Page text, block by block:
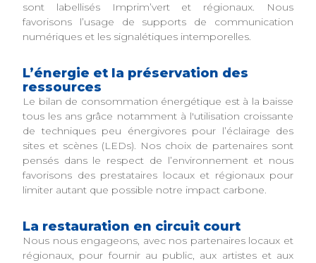
sont labellisés Imprim’vert et régionaux. Nous
favorisons l’usage de supports de communication
numériques et les signalétiques intemporelles.
L’énergie et la préservation des
ressources
Le bilan de consommation énergétique est à la baisse
tous les ans grâce notamment à l'utilisation croissante
de techniques peu énergivores pour l’éclairage des
sites et scènes (LEDs). Nos choix de partenaires sont
pensés dans le respect de l’environnement et nous
favorisons des prestataires locaux et régionaux pour
limiter autant que possible notre impact carbone.
La restauration en circuit court
Nous nous engageons, avec nos partenaires locaux et
régionaux, pour fournir au public, aux artistes et aux